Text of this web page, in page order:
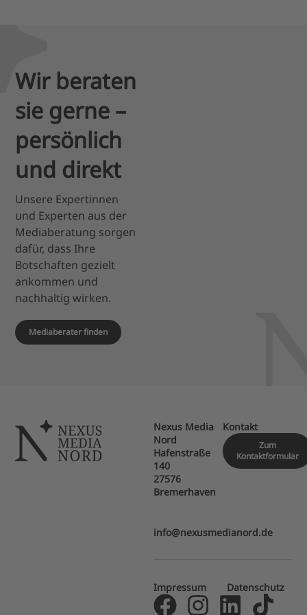
Wir beraten
sie gerne –
persönlich
und direkt
Unsere Expertinnen
und Experten aus der
Mediaberatung sorgen
dafür, dass Ihre
Botschaften gezielt
ankommen und
nachhaltig wirken.
Mediaberater finden
Nexus Media
Nord
Hafenstraße
140
27576
Bremerhaven
info@nexusmedianord.de
Kontakt
Zum
Kontaktformular
Impressum Datenschutz